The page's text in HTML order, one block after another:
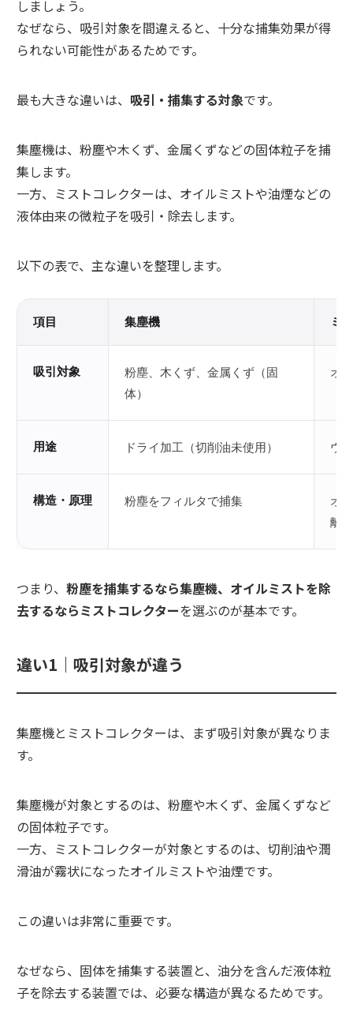
しましょう。
なぜなら、吸引対象を間違えると、十分な捕集効果が得
られない可能性があるためです。
最も大きな違いは、 吸引・捕集する対象です。
集塵機は、粉塵や木くず、金属くずなどの固体粒子を捕
集します。
一方、ミストコレクターは、オイルミストや油煙などの
液体由来の微粒子を吸引・除去します。
以下の表で、主な違いを整理します。
項目 集塵機 ミ
吸引対象
粉塵、木くず、金属くず（固
体）
オ
用途 ドライ加工（切削油未使用） ウ
構造・原理 粉塵をフィルタで捕集
オ
離
つまり、 粉塵を捕集するなら集塵機、オイルミストを除
去するならミストコレクターを選ぶのが基本です。
違い1｜吸引対象が違う
集塵機とミストコレクターは、まず吸引対象が異なりま
す。
集塵機が対象とするのは、粉塵や木くず、金属くずなど
の固体粒子です。
一方、ミストコレクターが対象とするのは、切削油や潤
滑油が霧状になったオイルミストや油煙です。
この違いは非常に重要です。
なぜなら、固体を捕集する装置と、油分を含んだ液体粒
子を除去する装置では、必要な構造が異なるためです。